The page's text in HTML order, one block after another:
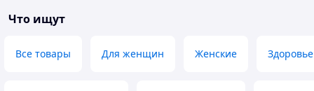
Что ищут
Все товары Для женщин Женские Здоровье